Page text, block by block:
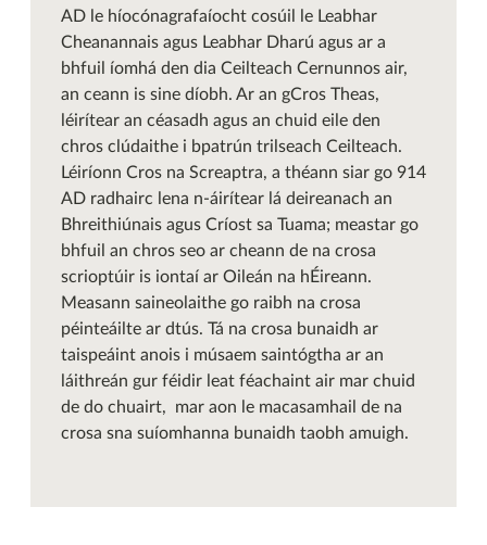
AD le híocónagrafaíocht cosúil le Leabhar
Cheanannais agus Leabhar Dharú agus ar a
bhfuil íomhá den dia Ceilteach Cernunnos air,
an ceann is sine díobh. Ar an gCros Theas,
léirítear an céasadh agus an chuid eile den
chros clúdaithe i bpatrún trilseach Ceilteach.
Léiríonn Cros na Screaptra, a théann siar go 914
AD radhairc lena n-áirítear lá deireanach an
Bhreithiúnais agus Críost sa Tuama; meastar go
bhfuil an chros seo ar cheann de na crosa
scrioptúir is iontaí ar Oileán na hÉireann.
Measann saineolaithe go raibh na crosa
péinteáilte ar dtús. Tá na crosa bunaidh ar
taispeáint anois i músaem saintógtha ar an
láithreán gur féidir leat féachaint air mar chuid
de do chuairt, mar aon le macasamhail de na
crosa sna suíomhanna bunaidh taobh amuigh.